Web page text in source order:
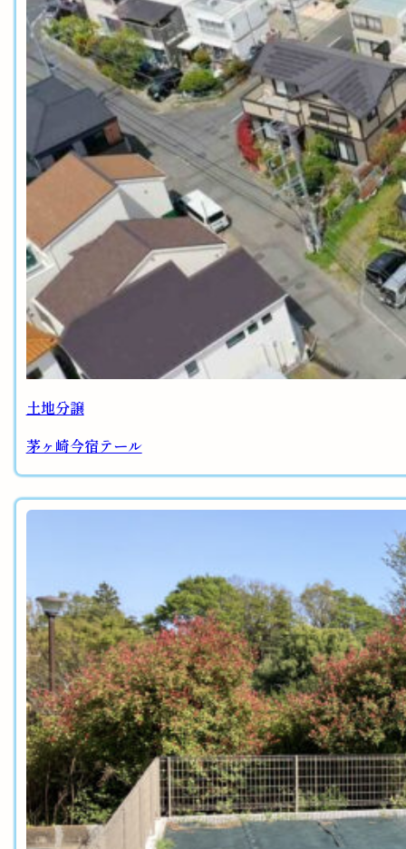
土地分譲
茅ヶ崎今宿テール